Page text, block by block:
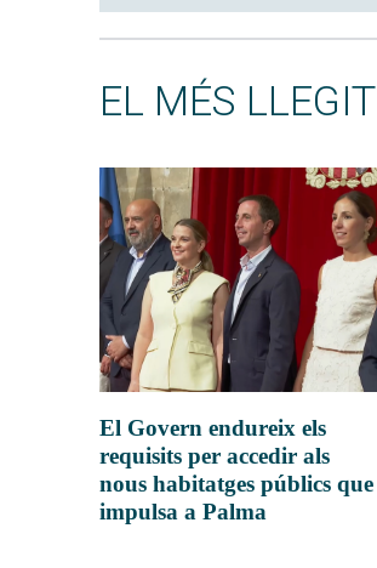
EL MÉS LLEGIT
El Govern endureix els
requisits per accedir als
nous habitatges públics que
impulsa a Palma